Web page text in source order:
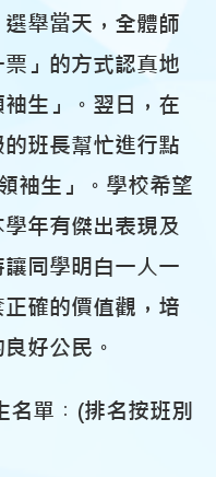
舉當天，全體師
」的方式認真地
生」。翌日，在
班長幫忙進行點
袖生」。學校希望
年有傑出表現及
同學明白一人一
確的價值觀，培
好公民。
單︰(排名按班別